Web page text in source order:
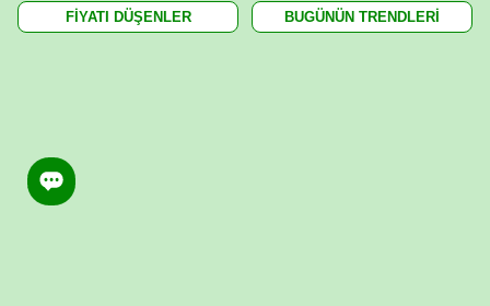
FİYATI DÜŞENLER BUGÜNÜN TRENDLERİ